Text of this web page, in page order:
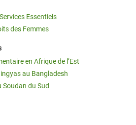
Essentiels
des Femmes
en Afrique de l’Est
au Bangladesh
Soudan du Sud